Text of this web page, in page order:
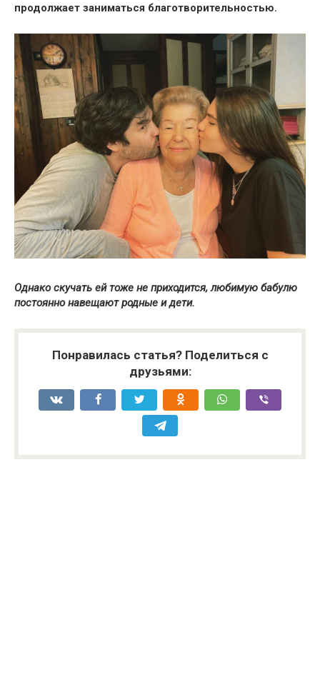
продолжает заниматься благотворительностью.
Однако скучать ей тоже не приходится, любимую бабулю
постоянно навещают родные и дети.
Понравилась статья? Поделиться с
друзьями: